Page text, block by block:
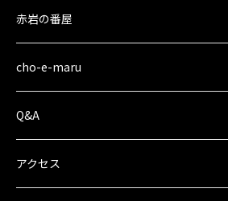
赤岩の番屋
cho-e-maru
Q&A
アクセス